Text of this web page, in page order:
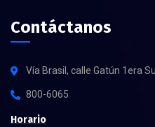
Contáctanos
Vía Brasil, calle Gatún 1era
800-6065
Horario